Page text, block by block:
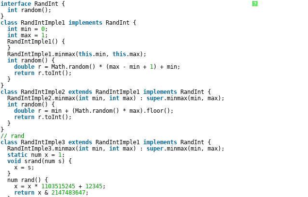
?
interface
RandInt {
int
random();
}
class
RandIntImple1 implements
RandInt {
int min = 0;
int max = 1;
RandIntImple1() {
}
RandIntImple1.minmax(this.min, this.max);
int
random() {
double
r = Math.random() * (max - min + 1) + min;
return
r.toInt();
}
}
class
RandIntImple2 extends RandIntImple1 implements
RandInt {
RandIntImple2.minmax(int min, int max) : super.minmax(min, max);
int
random() {
double
r = min + (Math.random() * max).floor();
return
r.toInt();
}
}
// rand
class
RandIntImple3 extends RandIntImple1 implements
RandInt {
RandIntImple3.minmax(int min, int max) : super.minmax(min, max);
static num x = 1;
void
srand(num s) {
x = s;
}
num rand() {
x = x * 1103515245 + 12345;
return x & 2147483647;